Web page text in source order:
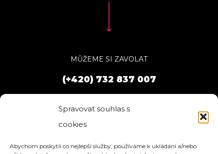
Spravovat souhlas s
cookies
Abychom poskytli co nejlepší služby, používáme k ukládání a/nebo
MŮŽEME SI ZAVOLAT
(+420) 732 837 007